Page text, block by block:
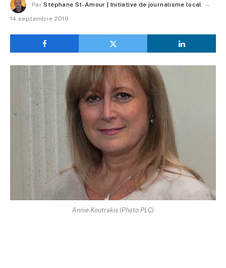
Par Stéphane St-Amour | Initiative de journalisme local
14 septembre 2019
Annie Koutrakis (Photo PLC)